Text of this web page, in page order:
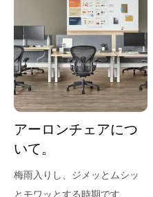
アーロンチェアにつ
いて。
梅雨入りし、ジメッとムシッ
とモワッとする時期です